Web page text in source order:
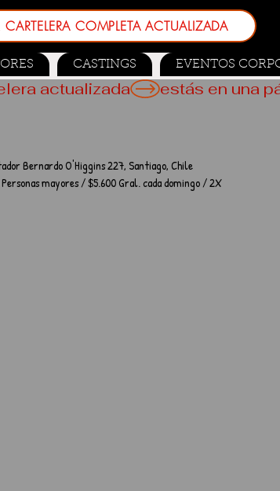
CARTELERA COMPLETA ACTUALIZADA
CASTINGS EVENTOS
Bernardo O'Higgins 227, Santiago, Chile
mayores / $5.600 Gral. cada domingo / 2X
actualizada